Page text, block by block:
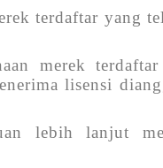
terdaftar yang
merek
lisensi
lebih lanjut